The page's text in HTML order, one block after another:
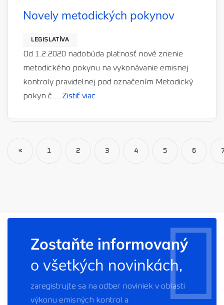
Novely metodických pokynov
LEGISLATÍVA
Od 1.2.2020 nadobúda platnosť nové znenie
metodického pokynu na vykonávanie emisnej
kontroly pravidelnej pod označením Metodický
pokyn č.... Zistiť viac
«Prev 1 2 3 4 5 6
Zostaňte informovaný
o všetkých novinkách,
zaregistrujte sa na odber noviniek v oblasti
výkonu emisných kontrol a